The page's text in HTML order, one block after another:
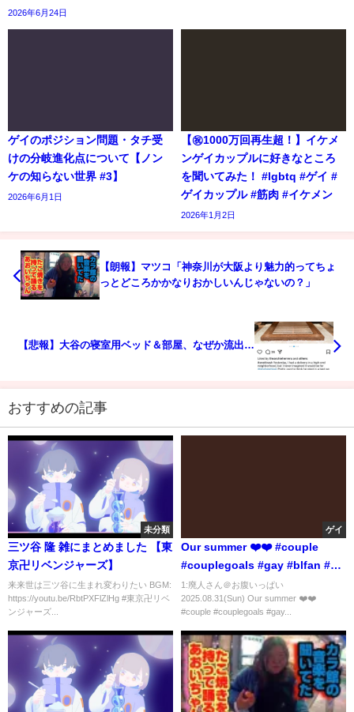
2026年6月24日
ゲイのポジション問題・タチ受
けの分岐進化点について【ノン
ケの知らない世界 #3】
2026年6月1日
【㊗️1000万回再生超！】イケメ
ンゲイカップルに好きなところ
を聞いてみた！ #lgbtq #ゲイ #
ゲイカップル #筋肉 #イケメン
2026年1月2日
【朗報】マツコ「神奈川が大阪より魅力的ってちょ
っとどころかかなりおかしいんじゃないの？」
【悲報】大谷の寝室用ベッド＆部屋、なぜか流出…
おすすめの記事
未分類
三ツ谷 隆 雑にまとめました 【東
京卍リベンジャーズ】
来来世は三ツ谷に生まれ変わりたい BGM:
https://youtu.be/RbtPXFlZlHg #東京卍リベ
ンジャーズ...
ゲイ
Our summer ❤️❤️ #couple
#couplegoals #gay #blfan #ゲ
イカップル #同性カップル
1:廃人さん＠お腹いっぱい
2025.08.31(Sun) Our summer ❤️❤️
#couple #couplegoals #gay...